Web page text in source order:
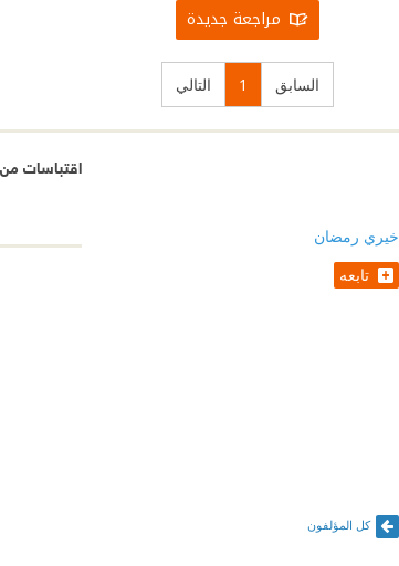
مراجعة جديدة
السابق 1 التالي
خيري رمضان
تابعه
كل المؤلفون
اقتباسات